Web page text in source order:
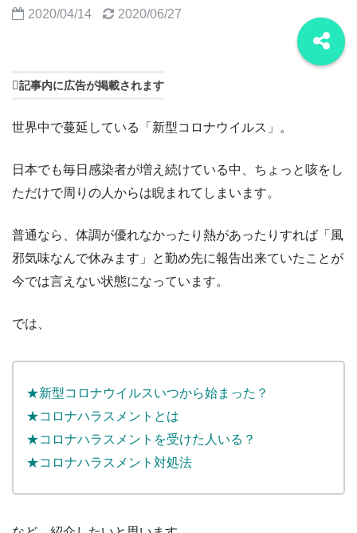
2020/04/14 2020/06/27
記事内に広告が掲載されます
世界中で蔓延している「新型コロナウイルス」。
日本でも毎日感染者が増え続けている中、ちょっと咳をし
ただけで周りの人からは睨まれてしまいます。
普通なら、体調が優れなかったり熱があったりすれば「風
邪気味なんで休みます」と勤め先に報告出来ていたことが
今では言えない状態になっています。
では、
★新型コロナウイルスいつから始まった？
★コロナハラスメントとは
★コロナハラスメントを受けた人いる？
★コロナハラスメント対処法